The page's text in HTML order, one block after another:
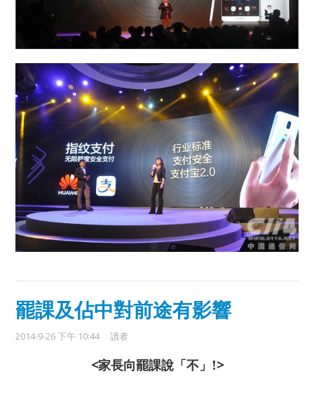
罷課及佔中對前途有影響
2014-9-26 下午 10:44 讀者
<家長向罷課說「不」 !>